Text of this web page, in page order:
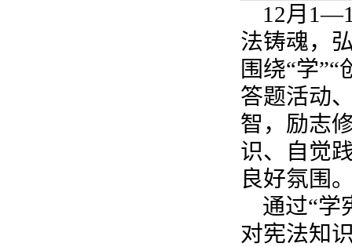
12月
法铸魂，
围绕“学
答题活动
智，励志
识、自觉
良好氛围
通过“学
对宪法知